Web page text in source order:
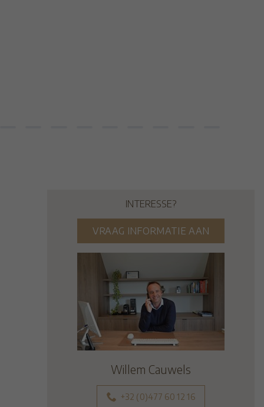
INTERESSE?
VRAAG INFORMATIE AAN
Willem Cauwels
+32 (0)477 60 12 16